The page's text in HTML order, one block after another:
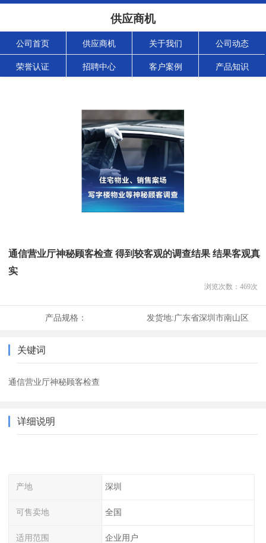
供应商机
公司首页 供应商机 关于我们 公司动态
荣誉认证 招聘中心 客户案例 产品知识
通信营业厅神秘顾客检查 得到较客观的调查结果 结果客观真
实
浏览次数： 469次
产品规格： 发货地:广东省深圳市南山区
关键词
通信营业厅神秘顾客检查
详细说明
产地 深圳
可售卖地 全国
适用范围 企业用户